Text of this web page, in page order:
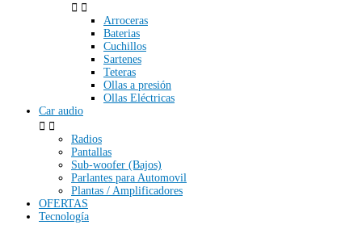
 
Arroceras
Baterias
Cuchillos
Sartenes
Teteras
Ollas a presión
Ollas Eléctricas
Car audio
 
Radios
Pantallas
Sub-woofer (Bajos)
Parlantes para Automovil
Plantas / Amplificadores
OFERTAS
Tecnología